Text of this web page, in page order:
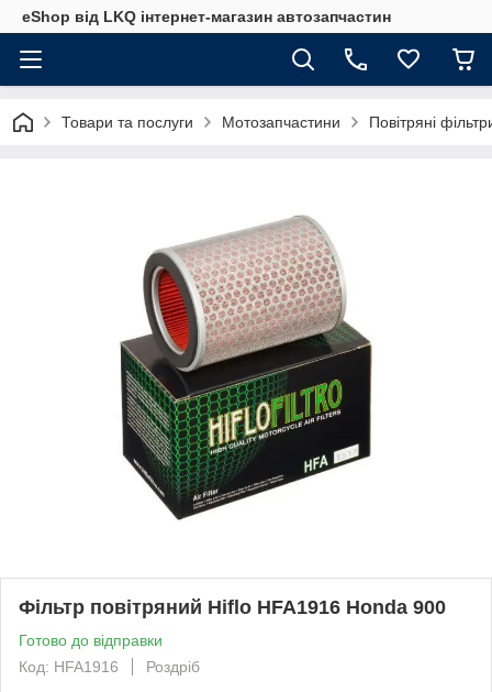
eShop від LKQ інтернет-магазин автозапчастин
Товари та послуги Мотозапчастини Повітряні
Фільтр повітряний Hiflo HFA1916 Honda 900
Готово до відправки
Код: HFA1916
Роздріб